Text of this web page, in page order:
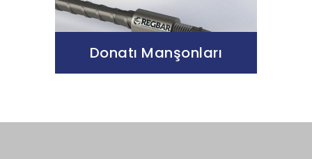
Donatı Manşonları